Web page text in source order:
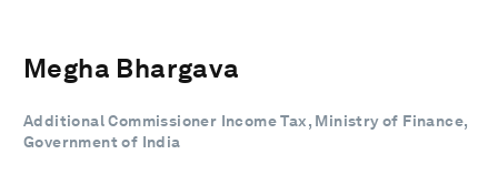
Megha Bhargava
Additional Commissioner Income Tax, Ministry of Finance,
Government of India